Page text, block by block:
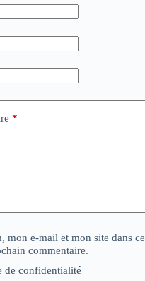
*
mon e-mail et mon site dans ce
commentaire.
de confidentialité